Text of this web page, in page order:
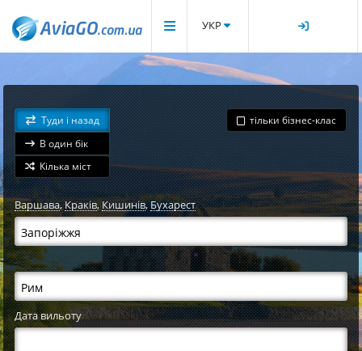
УКР
Туди і назад
В один бік
Кілька міст
тільки бізнес-клас
Варшава,Краків,Кишинів,Бухарест
Дата вильоту